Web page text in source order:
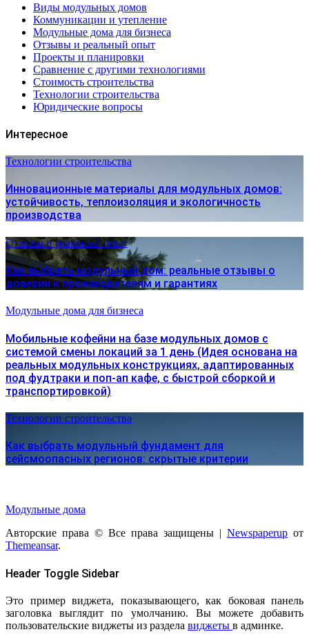
Виды модульных домов
Коммуникации и утепление
Модульные дома для бизнеса
Отзывы и реальный опыт
Проекты и планировки
Сравнение с другими технологиями
Стоимость строительства
Технологии строительства
Юридические вопросы
Интересное
Технологии строительства
Инновационные материалы для модульных домов:
устойчивость, теплоизоляция и экологичность
производства
Отзывы и реальный опыт
Как выбрать модульный дом: реальные отзывы о
доверии к производителям и гарантиях
Модульные дома для бизнеса
Мобильные кофейни на базе модульных домов с
системой смены локаций за 1 день (Идея основана на
реальных модульных конструкциях, адаптированных
под фудтраки и поп-ап кафе, с быстрой сборкой и
транспортировкой)
Технологии строительства
Как выбрать модульный фундамент для
сейсмоопасных регионов: скрытые критерии
Модульные дома
Авторские права © Все права защищены | Newspaperup от
Themeansar.
Header Toggle Sidebar
Это пример виджета, показывающего, как боковая панель
заголовка выглядит по умолчанию. Вы можете добавить
пользовательские виджеты из раздела виджеты в админке.